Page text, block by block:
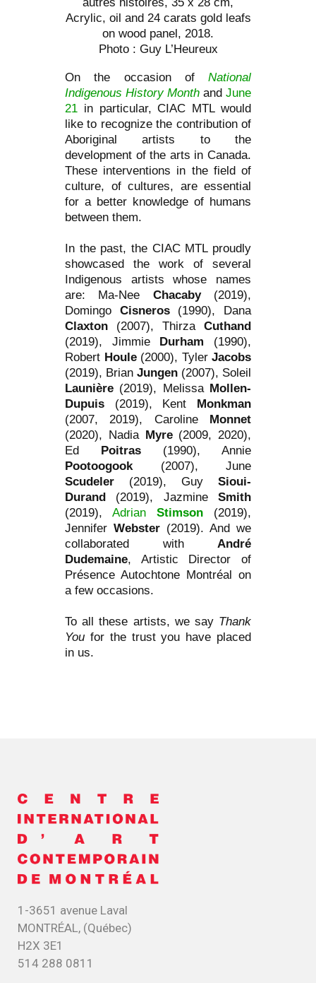
Acrylic, oil and 24 carats gold leafs
on wood panel, 2018.
Photo : Guy L’Heureux
On the occasion of National
Indigenous History Month and June
21 in particular, CIAC MTL would
like to recognize the contribution of
Aboriginal artists to the
development of the arts in Canada.
These interventions in the field of
culture, of cultures, are essential
for a better knowledge of humans
between them.
In the past, the CIAC MTL proudly
showcased the work of several
Indigenous artists whose names
are: Ma-Nee Chacaby(2019),
Domingo Cisneros(1990), Dana
Claxton (2007), Thirza Cuthand
(2019), Jimmie Durham (1990),
Robert Houle(2000), Tyler Jacobs
(2019), Brian Jungen (2007), Soleil
Launière (2019), Melissa Mollen-
Dupuis (2019), Kent Monkman
(2007, 2019), Caroline Monnet
(2020), Nadia Myre(2009, 2020),
Ed Poitras (1990), Annie
Pootoogook(2007), June
Scudeler (2019), Guy Sioui-
Durand (2019), Jazmine Smith
(2019), Adrian Stimson (2019),
Jennifer Webster (2019). And we
collaborated with André
Dudemaine, Artistic Director of
Présence Autochtone Montréal on
a few occasions.
To all these artists, we say Thank
You for the trust you have placed
in us.
1-3651 avenue Laval
MONTRÉAL, (Québec)
H2X 3E1
514 288 0811